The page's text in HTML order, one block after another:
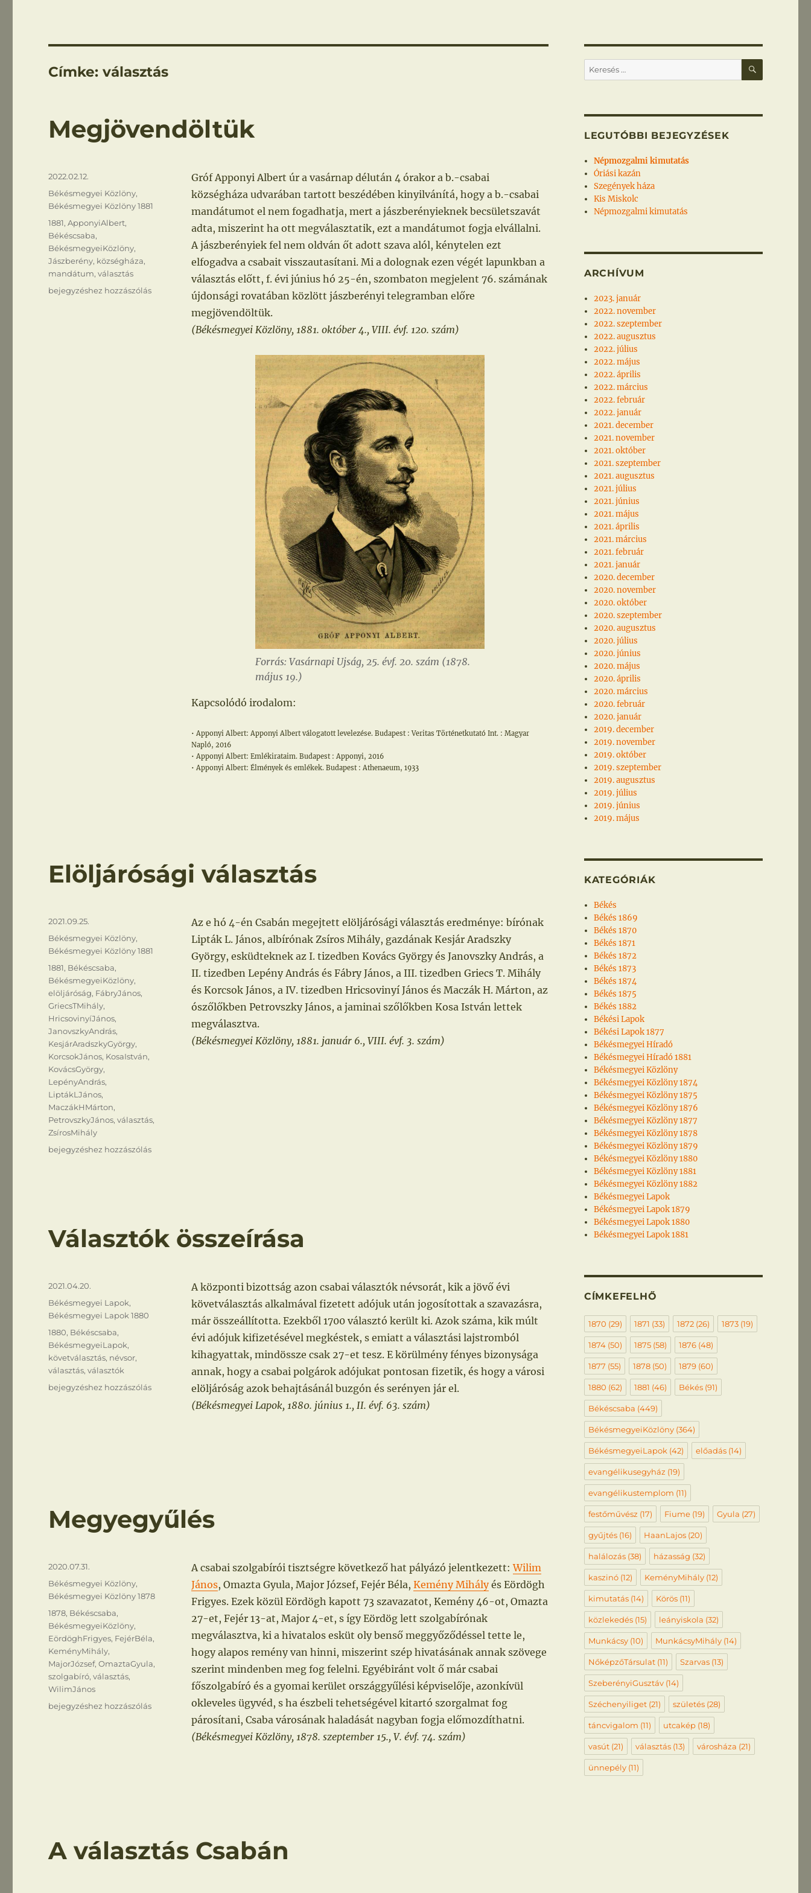
Címke:választás
Megjövendöltük
Gróf Apponyi Albert úr a vasárnap délután 4 órakor a b.-csabai
községháza udvarában tartott beszédében kinyilvánítá, hogy a b.-csabai
mandátumot el nem fogadhatja, mert a jászberényieknek becsületszavát
adta, miszerint ha ott megválasztatik, ezt a mandátumot fogja elvállalni.
A jászberényiek fel nem oldván őt adott szava alól, kénytelen ezt
elfogadva a csabait visszautasítani. Mi a dolognak ezen végét lapunkban a
választás előtt, f. évi június hó 25-én, szombaton megjelent 76. számának
újdonsági rovatában közlött jászberényi telegramban előre
megjövendöltük.
(Békésmegyei Közlöny, 1881. október 4., VIII. évf. 120. szám)
Forrás: Vasárnapi Ujság, 25. évf. 20. szám (1878.
május 19.)
Kapcsolódó irodalom:
• Apponyi Albert: Apponyi Albert válogatott levelezése. Budapest : Veritas Történetkutató Int. : Magyar
Napló, 2016
• Apponyi Albert: Emlékirataim. Budapest : Apponyi, 2016
• Apponyi Albert: Élmények és emlékek. Budapest : Athenaeum, 1933
Közzétéve
2022.02.12.
Kategória
Békésmegyei Közlöny,
Békésmegyei Közlöny 1881
Címke
1881,ApponyiAlbert,
Békéscsaba,
BékésmegyeiKözlöny,
Jászberény, községháza,
mandátum,választás
Megjövendöltük
bejegyzéshez hozzászólás
Elöljárósági választás
Az e hó 4-én Csabán megejtett elöljárósági választás eredménye: bírónak
Lipták L. János, albírónak Zsíros Mihály, gazdának Kesjár Aradszky
György, esküdteknek az I. tizedben Kovács György és Janovszky András, a
II. tizedben Lepény András és Fábry János, a III. tizedben Griecs T. Mihály
és Korcsok János, a IV. tizedben Hricsovinyí János és Maczák H. Márton, az
ószőlőkben Petrovszky János, a jaminai szőlőkben Kosa István lettek
megválasztva.
(Békésmegyei Közlöny, 1881. január 6., VIII. évf. 3. szám)
Közzétéve
2021.09.25.
Kategória
Békésmegyei Közlöny,
Békésmegyei Közlöny 1881
Címke
1881, Békéscsaba,
BékésmegyeiKözlöny,
elöljáróság, FábryJános,
GriecsTMihály,
HricsovinyíJános,
JanovszkyAndrás,
KesjárAradszkyGyörgy,
KorcsokJános, KosaIstván,
KovácsGyörgy,
LepényAndrás,
LiptákLJános,
MaczákHMárton,
PetrovszkyJános,választás,
ZsírosMihály
Elöljárósági
bejegyzéshez hozzászólás
Választók összeírása
A központi bizottság azon csabai választók névsorát, kik a jövő évi
követválasztás alkalmával fizetett adójuk után jogosítottak a szavazásra,
már összeállította. Ezekből 1700 választó került ki. Azok száma, kik múlt
évi adójuk kifizetésével megkéstek, s emiatt a választási lajstromból
kihagyattak, mindössze csak 27-et tesz. E körülmény fényes bizonysága
annak, hogy a csabai polgárok adójukat pontosan fizetik, és hogy a városi
elöljáróság azok behajtásánál buzgón és serényen jár el.
(Békésmegyei Lapok, 1880. június 1., II. évf. 63. szám)
Közzétéve
2021.04.20.
Kategória
Békésmegyei Lapok,
Békésmegyei Lapok 1880
Címke
1880, Békéscsaba,
BékésmegyeiLapok,
követválasztás, névsor,
választás,választók
Választók
bejegyzéshez hozzászólás
Megyegyűlés
A csabai szolgabírói tisztségre következő hat pályázó jelentkezett:Wilim
János, Omazta Gyula, Major József, Fejér Béla, Kemény Mihályés Eördögh
Frigyes. Ezek közül Eördögh kapott 73 szavazatot, Kemény 46-ot, Omazta
27-et, Fejér 13-at, Major 4-et, s így Eördög lett szolgabírónak
megválasztva, ki a hivatalos esküt oly benső meggyőződéssel tette le,
hogy alapos remény van hinni, miszerint szép hivatásának annak szövege
szerint mindenben meg fog felelni. Egyébiránt volt ő már csabai
főszolgabíró és a gyomai kerület országgyűlési képviselője, azonkívül
okleveles ügyvéd, s ha észbeli tehetségével kitartó szorgalmat fog
párosítani, Csaba városának haladását nagyban fogja előmozdíthatni.
(Békésmegyei Közlöny, 1878. szeptember 15., V. évf. 74. szám)
Közzétéve
2020.07.31.
Kategória
Békésmegyei Közlöny,
Békésmegyei Közlöny 1878
Címke
1878, Békéscsaba,
BékésmegyeiKözlöny,
EördöghFrigyes, FejérBéla,
KeményMihály,
MajorJózsef,OmaztaGyula,
szolgabíró,választás,
WilimJános
Megyegyűlés
bejegyzéshez hozzászólás
A választás Csabán
Keresés
a
KERESÉS
LEGUTÓBBI BEJEGYZÉSEK
Népmozgalmi kimutatás
Óriási kazán
Szegények háza
Kis Miskolc
Népmozgalmi kimutatás
ARCHÍVUM
2023. január
2022. november
2022. szeptember
2022. augusztus
2022. július
2022. május
2022. április
2022. március
2022. február
2022. január
2021. december
2021. november
2021. október
2021. szeptember
2021. augusztus
2021. július
2021. június
2021. május
2021. április
2021. március
2021. február
2021. január
2020. december
2020. november
2020. október
2020. szeptember
2020. augusztus
2020. július
2020. június
2020. május
2020. április
2020. március
2020. február
2020. január
2019. december
2019. november
2019. október
2019. szeptember
2019. augusztus
2019. július
2019. június
2019. május
KATEGÓRIÁK
Békés
Békés 1869
Békés 1870
Békés 1871
Békés 1872
Békés 1873
Békés 1874
Békés 1875
Békés 1882
Békési Lapok
Békési Lapok 1877
Békésmegyei Híradó
Békésmegyei Híradó 1881
Békésmegyei Közlöny
Békésmegyei Közlöny 1874
Békésmegyei Közlöny 1875
Békésmegyei Közlöny 1876
Békésmegyei Közlöny 1877
Békésmegyei Közlöny 1878
Békésmegyei Közlöny 1879
Békésmegyei Közlöny 1880
Békésmegyei Közlöny 1881
Békésmegyei Közlöny 1882
Békésmegyei Lapok
Békésmegyei Lapok 1879
Békésmegyei Lapok 1880
Békésmegyei Lapok 1881
CÍMKEFELHŐ
1870 (29) 1871 (33) 1872(26) 1873(19)
1874(50) 1875(58) 1876(48)
1877 (55) 1878(50) 1879(60)
1880 (62) 1881 (46) Békés(91)
Békéscsaba (449)
BékésmegyeiKözlöny(364)
BékésmegyeiLapok (42) előadás(14)
evangélikusegyház (19)
evangélikustemplom (11)
festőművész (17) Fiume(19) Gyula (27)
gyűjtés(16) HaanLajos(20)
halálozás(38) házasság (32)
kaszinó(12) KeményMihály(12)
kimutatás(14) Körös(11)
közlekedés(15) leányiskola (32)
Munkácsy(10) MunkácsyMihály(14)
NőképzőTársulat(11) Szarvas(13)
SzeberényiGusztáv(14)
Széchenyiliget(21) születés(28)
táncvigalom (11) utcakép(18)
vasút(21) választás(13) városháza (21)
ünnepély(11)